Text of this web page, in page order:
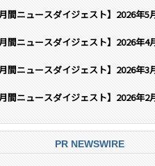
月間ニュースダイジェスト】2026年5
月間ニュースダイジェスト】2026年4
月間ニュースダイジェスト】2026年3
月間ニュースダイジェスト】2026年2
PR NEWSWIRE